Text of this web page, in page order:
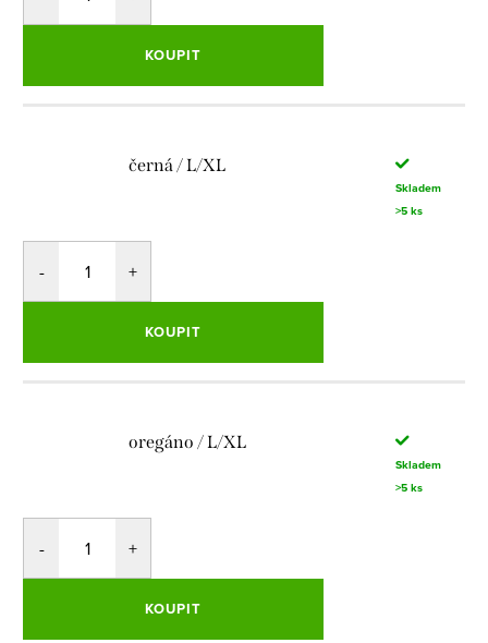
KOUPIT
černá / L/XL
Skladem
>5 ks
KOUPIT
oregáno / L/XL
Skladem
>5 ks
KOUPIT